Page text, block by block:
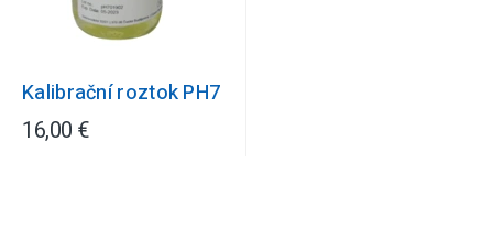
Kalibrační roztok PH7
16,00 €